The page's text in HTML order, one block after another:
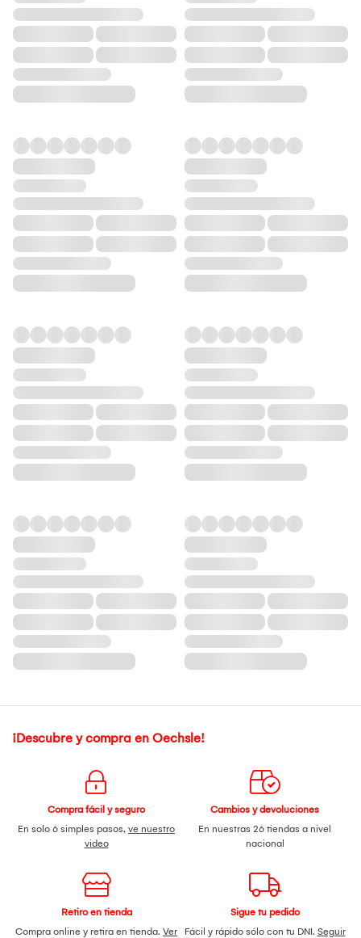
¡Descubre y compra en Oechsle!
Compra fácil y seguro
En solo 6 simples pasos, ve nuestro
video
Cambios y devoluciones
En nuestras 26 tiendas a nivel
nacional
Retiro en tienda
Compra online y retira en tienda. Ver
Sigue tu pedido
Fácil y rápido sólo con tu DNI. Seguir